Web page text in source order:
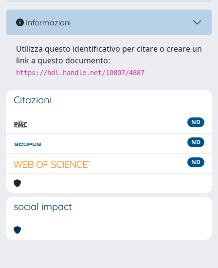
Informazioni
Utilizza questo identificativo per citare o creare un
link a questo documento:
https://hdl.handle.net/10807/4887
Citazioni
ND
ND
ND
social impact